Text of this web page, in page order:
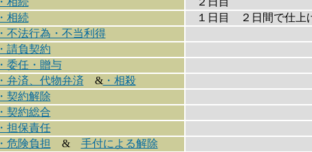
・相続
１日目 ２日間で仕上
・不法行為・不当利得
・請負契約
・委任・贈与
・弁済、代物弁済 &・相殺
・契約解除
・契約総合
・担保責任
・危険負担 & 手付による解除